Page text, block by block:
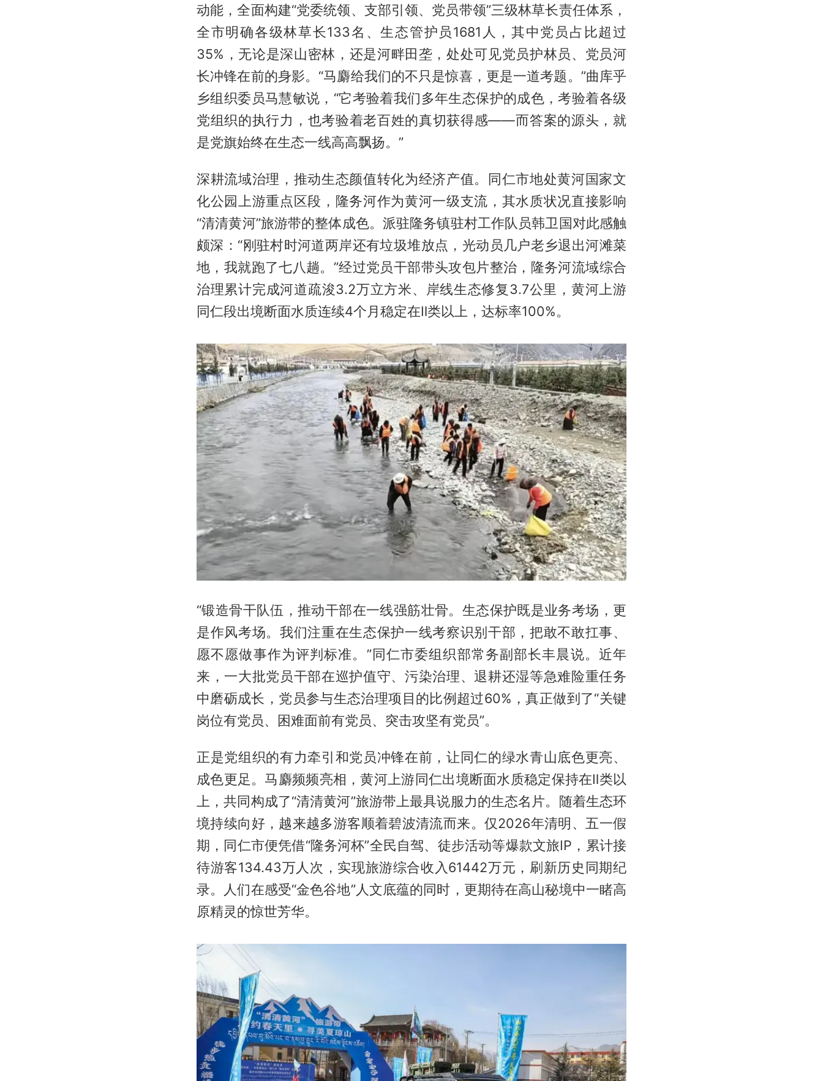
动能，全面构建“党委统领、支部引领、党员带领”三级林草长责任体系，
全市明确各级林草长133名、生态管护员1681人，其中党员占比超过
35%，无论是深山密林，还是河畔田垄，处处可见党员护林员、党员河
长冲锋在前的身影。“马麝给我们的不只是惊喜，更是一道考题。”曲库乎
乡组织委员马慧敏说，“它考验着我们多年生态保护的成色，考验着各级
党组织的执行力，也考验着老百姓的真切获得感——而答案的源头，就
是党旗始终在生态一线高高飘扬。”
深耕流域治理，推动生态颜值转化为经济产值。同仁市地处黄河国家文
化公园上游重点区段，隆务河作为黄河一级支流，其水质状况直接影响
“清清黄河”旅游带的整体成色。派驻隆务镇驻村工作队员韩卫国对此感触
颇深：“刚驻村时河道两岸还有垃圾堆放点，光动员几户老乡退出河滩菜
地，我就跑了七八趟。”经过党员干部带头攻包片整治，隆务河流域综合
治理累计完成河道疏浚3.2万立方米、岸线生态修复3.7公里，黄河上游
同仁段出境断面水质连续4个月稳定在Ⅱ类以上，达标率100%。
“锻造骨干队伍，推动干部在一线强筋壮骨。生态保护既是业务考场，更
是作风考场。我们注重在生态保护一线考察识别干部，把敢不敢扛事、
愿不愿做事作为评判标准。”同仁市委组织部常务副部长丰晨说。近年
来，一大批党员干部在巡护值守、污染治理、退耕还湿等急难险重任务
中磨砺成长，党员参与生态治理项目的比例超过60%，真正做到了“关键
岗位有党员、困难面前有党员、突击攻坚有党员”。
正是党组织的有力牵引和党员冲锋在前，让同仁的绿水青山底色更亮、
成色更足。马麝频频亮相，黄河上游同仁出境断面水质稳定保持在Ⅱ类以
上，共同构成了“清清黄河”旅游带上最具说服力的生态名片。随着生态环
境持续向好，越来越多游客顺着碧波清流而来。仅2026年清明、五一假
期，同仁市便凭借“隆务河杯”全民自驾、徒步活动等爆款文旅IP，累计接
待游客134.43万人次，实现旅游综合收入61442万元，刷新历史同期纪
录。人们在感受“金色谷地”人文底蕴的同时，更期待在高山秘境中一睹高
原精灵的惊世芳华。